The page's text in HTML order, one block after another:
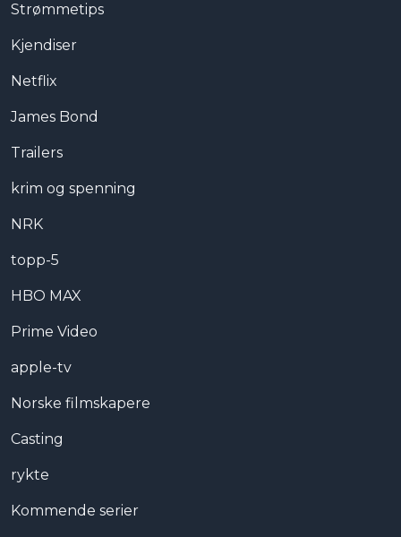
Strømmetips
Kjendiser
Netflix
James Bond
Trailers
krim og spenning
NRK
topp-5
HBO MAX
Prime Video
apple-tv
Norske filmskapere
Casting
rykte
Kommende serier